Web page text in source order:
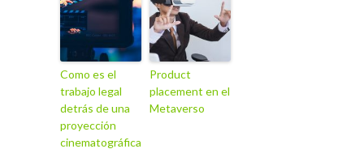
Como es el
trabajo legal
detrás de una
proyección
cinematográfica
Product
placement en el
Metaverso